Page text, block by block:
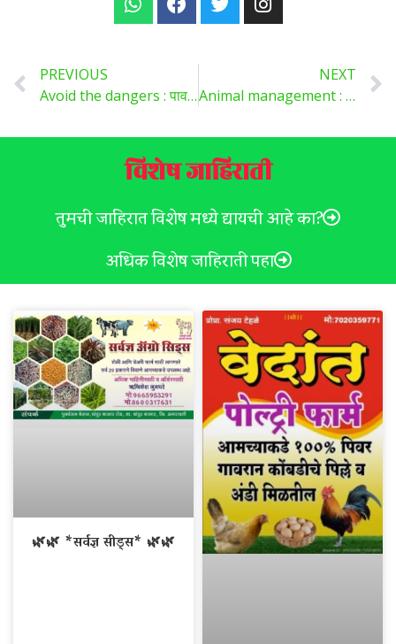
PREVIOUS
Avoid the dangers : पावसाळ्याचा धोका टाळा ,घटसर्प, फऱ्या, लाळ्या-खुरकुत यांसाठी लसीकरण अनिवार्य !
NEXT
Animal management : चाराटंचाईच्या पार्श्वभूमीवर जनावरांचे व्यवस्थापन ,शेतकऱ्यांसाठी मार्गदर्शक उपाययोजना …
विशेष जाहिराती
तुमची जाहिरात विशेष मध्ये द्यायची आहे का?
अधिक विशेष जाहिराती पहा
🌿🌿 *सर्वज्ञ सीड्स* 🌿🌿